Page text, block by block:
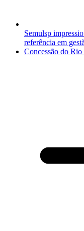
Semulsp
referência em
Concessão do